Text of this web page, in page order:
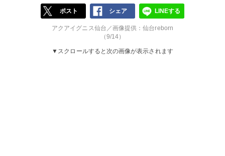
ポスト シェア LINEする
アクアイグニス仙台／画像提供：仙台reborn
（9/14）
▼スクロールすると次の画像が表示されます